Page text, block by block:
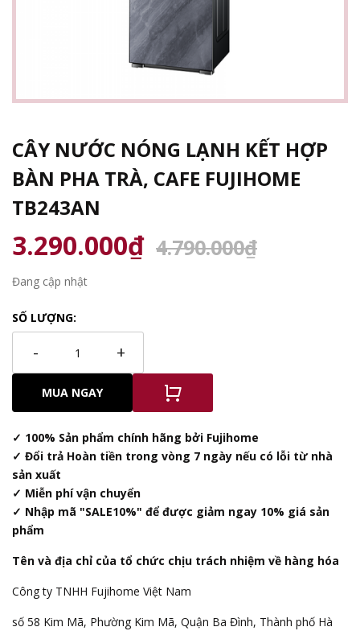
CÂY NƯỚC NÓNG LẠNH KẾT HỢP
BÀN PHA TRÀ, CAFE FUJIHOME
TB243AN
3.290.000₫ 4.790.000₫
Đang cập nhật
SỐ LƯỢNG:
- +
MUA NGAY
✓ 100% Sản phẩm chính hãng bởi Fujihome
✓ Đổi trả Hoàn tiền trong vòng 7 ngày nếu có lỗi từ nhà
sản xuất
✓ Miễn phí vận chuyển
✓ Nhập mã "SALE10%" để được giảm ngay 10% giá sản
phẩm
Tên và địa chỉ của tổ chức chịu trách nhiệm về hàng hóa
Công ty TNHH Fujihome Việt Nam
số 58 Kim Mã, Phường Kim Mã, Quận Ba Đình, Thành phố Hà